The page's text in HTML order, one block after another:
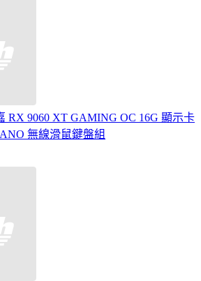
RX 9060 XT GAMING OC 16G 顯示卡
無線滑鼠鍵盤組